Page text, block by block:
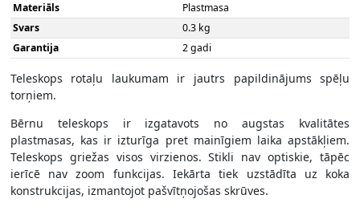
Materiāls
Plastmasa
Svars
0.3 kg
Garantija
2 gadi
Teleskops rotaļu laukumam ir jautrs papildinājums spēļu
torņiem.
Bērnu teleskops ir izgatavots no augstas kvalitātes
plastmasas, kas ir izturīga pret mainīgiem laika apstākļiem.
Teleskops griežas visos virzienos. Stikli nav optiskie, tāpēc
ierīcē nav zoom funkcijas. Iekārta tiek uzstādīta uz koka
konstrukcijas, izmantojot pašvītņojošas skrūves.